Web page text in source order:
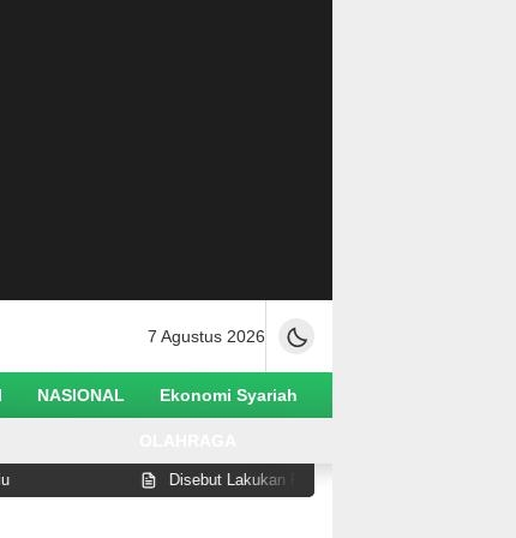
7 Agustus 2026
NASIONAL Ekonomi Syariah
Disebut Lakukan Pelanggaran di Pantai Watusampu,